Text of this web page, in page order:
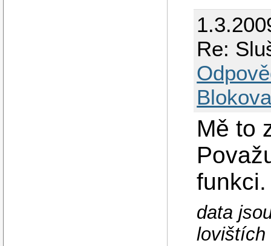
Re:
Mě to
funkci.
data
lovištích